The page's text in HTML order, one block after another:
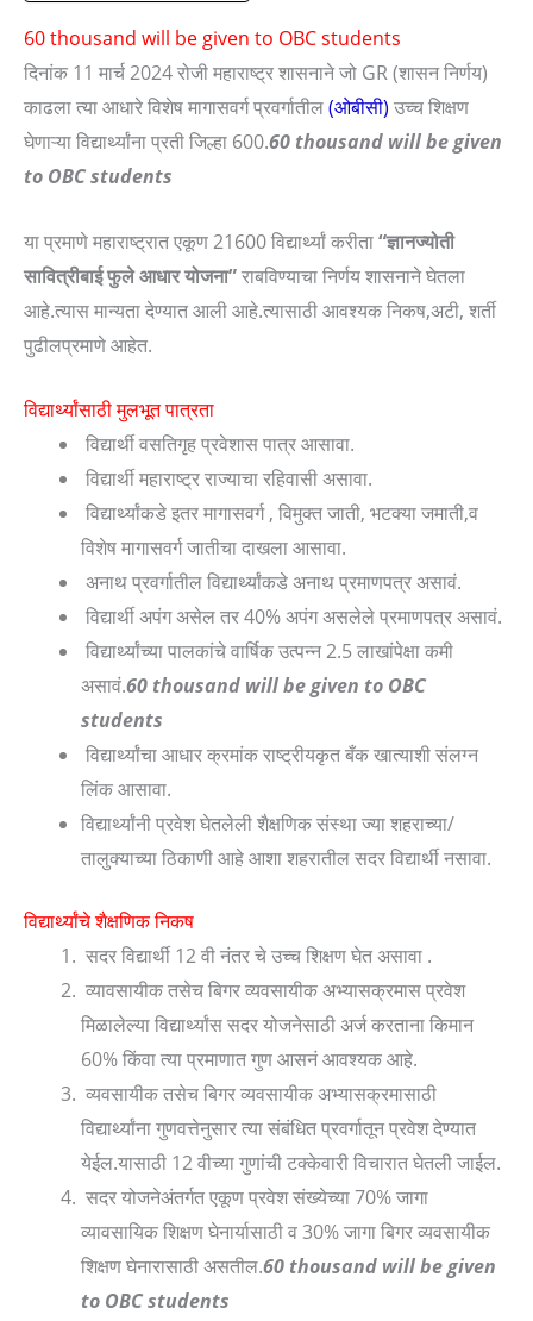
60 thousand will be given to OBC students
दिनांक 11 मार्च 2024 रोजी महाराष्ट्र शासनाने जो GR (शासन निर्णय)
काढला त्या आधारे विशेष मागासवर्ग प्रवर्गातील(ओबीसी) उच्च शिक्षण
घेणाऱ्या विद्यार्थ्यांना प्रती जिल्हा 600.60 thousand will be given
to OBC students
या प्रमाणे महाराष्ट्रात एकूण 21600 विद्यार्थ्यां करीता“ज्ञानज्योती
सावित्रीबाई फुले आधार योजना”राबविण्याचा निर्णय शासनाने घेतला
आहे.त्यास मान्यता देण्यात आली आहे.त्यासाठी आवश्यक निकष,अटी, शर्ती
पुढीलप्रमाणे आहेत.
विद्यार्थ्यांसाठी मुलभूत पात्रता
विद्यार्थी वसतिगृह प्रवेशास पात्र आसावा.
विद्यार्थी महाराष्ट्र राज्याचा रहिवासी असावा.
विद्यार्थ्यांकडे इतर मागासवर्ग , विमुक्त जाती, भटक्या जमाती,व
विशेष मागासवर्ग जातीचा दाखला आसावा.
अनाथ प्रवर्गातील विद्यार्थ्यांकडे अनाथ प्रमाणपत्र असावं.
विद्यार्थी अपंग असेल तर 40% अपंग असलेले प्रमाणपत्र असावं.
विद्यार्थ्यांच्या पालकांचे वार्षिक उत्पन्न 2.5 लाखांपेक्षा कमी
असावं.60 thousand will be given to OBC
students
विद्यार्थ्यांचा आधार क्रमांक राष्ट्रीयकृत बँक खात्याशी संलग्न
लिंक आसावा.
विद्यार्थ्यांनी प्रवेश घेतलेली शैक्षणिक संस्था ज्या शहराच्या/
तालुक्याच्या ठिकाणी आहे आशा शहरातील सदर विद्यार्थी नसावा.
विद्यार्थ्यांचे शैक्षणिक निकष
सदर विद्यार्थी 12 वी नंतर चे उच्च शिक्षण घेत असावा .
व्यावसायीक तसेच बिगर व्यवसायीक अभ्यासक्रमास प्रवेश
मिळालेल्या विद्यार्थ्यांस सदर योजनेसाठी अर्ज करताना किमान
60% किंवा त्या प्रमाणात गुण आसनं आवश्यक आहे.
व्यवसायीक तसेच बिगर व्यवसायीक अभ्यासक्रमासाठी
विद्यार्थ्यांना गुणवत्तेनुसार त्या संबंधित प्रवर्गातून प्रवेश देण्यात
येईल.यासाठी 12 वीच्या गुणांची टक्केवारी विचारात घेतली जाईल.
‌सदर योजनेअंतर्गत एकूण प्रवेश संख्येच्या 70% जागा
व्यावसायिक शिक्षण घेनार्यासाठी व 30% जागा बिगर व्यवसायीक
शिक्षण घेनारासाठी असतील.60 thousand will be given
to OBC students